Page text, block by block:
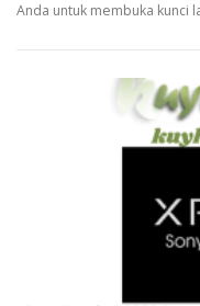
Anda untuk membuka kunci